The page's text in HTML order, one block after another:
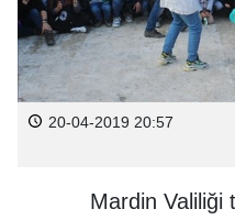
20-04-2019 20:57
Mardin Valiliği